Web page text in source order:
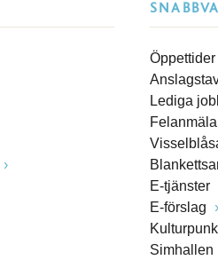
Lediga
E-tjänster
E-förslag
Simhallen